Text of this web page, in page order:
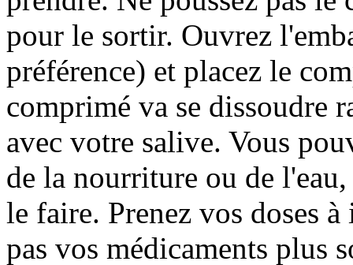
pour le sortir. Ouvrez
préférence) et placez le
comprimé va se dissoudre
avec votre salive. Vous
de la nourriture ou de
le faire. Prenez vos doses
pas vos médicaments plus